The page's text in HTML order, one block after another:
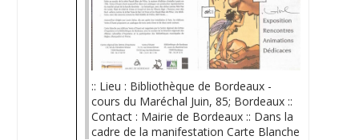
:: Lieu : Bibliothèque de Bordeaux -
cours du Maréchal Juin, 85; Bordeaux ::
Contact : Mairie de Bordeaux :: Dans la
cadre de la manifestation Carte Blanche